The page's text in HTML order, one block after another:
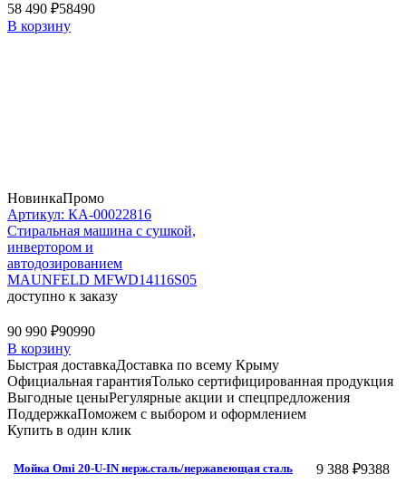
58 490 ₽58490
В корзину
НовинкаПромо
Артикул: КА-00022816
Стиральная машина c сушкой,
инвертором и
автодозированием
MAUNFELD MFWD14116S05
доступно к заказу
90 990 ₽90990
В корзину
Быстрая доставкаДоставка по всему Крыму
Официальная гарантияТолько сертифицированная продукция
Выгодные ценыРегулярные акции и спецпредложения
ПоддержкаПоможем с выбором и оформлением
Купить в один клик
Мойка Omi 20-U-IN нерж.сталь/нержавеющая сталь 9 388 ₽9388